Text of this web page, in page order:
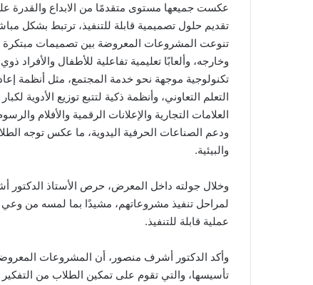
عكست جميعها مستوى متقدمًا من الابداع والقدرة
تقديم حلول تصميمية قابلة للتنفيذ، ترتبط بشكل
تنوعت المشروعات المعروضة بين تصميمات مبتكرة
وخارجه، وألعابًا تعليمية تفاعلية للأطفال والأفراد
تكنولوجية موجهة نحو خدمة المجتمع، مثل أنظمة
التعلم التعاوني، وأنظمة ذكية لتتبع توزيع
العلامات التجارية والإعلانات الرقمية والأفلام
ودعم الصناعات الحرفية اليدوية، ما عكس توجه
والبيئية.
وخلال جولته داخل المعرض، حرص الأستاذ
لمراحل تنفيذ مشروعاتهم، مشيدًا بما لمسه من
عملية قابلة للتنفيذ.
وأكد الدكتور أشرف منصور، أن المشروعات المعروضة
تأسيسها، والتي تقوم على تمكين الطلاب من